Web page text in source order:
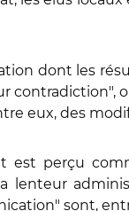
dont les
contradiction",
eux, des
est perçu
lenteur
sont,